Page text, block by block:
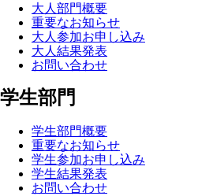
大人部門概要
重要なお知らせ
大人参加お申し込み
大人結果発表
お問い合わせ
学生部門
学生部門概要
重要なお知らせ
学生参加お申し込み
学生結果発表
お問い合わせ